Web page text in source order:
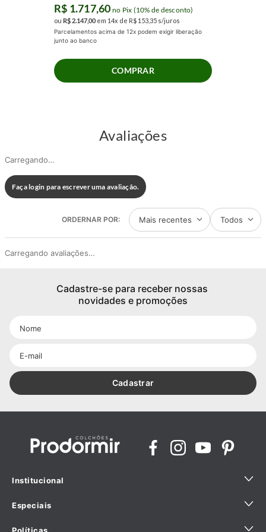
R$ 1.717,60 no Pix (10% de desconto)
ou R$2.14700 em 14x de R$ 15335 s/juros
Parcelamentos acima de 12x podem exigir liberação
junto ao banco
COMPRAR
Avaliações
Carregando…
Faça login para escrever uma avaliação.
Mais recentes Todos
Carregando avaliações…
Cadastre-se para receber nossas
novidades e promoções
Cadastrar
Institucional
Quem Somos
Especiais